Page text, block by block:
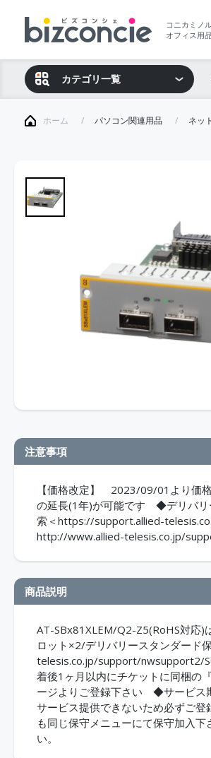
コニカミノ
オフィス用
カテゴリ一覧
ホーム パソコン関連用品 ネッ
注意事項
【価格改定】 2023/09/01より価
の延長(1年)が可能です ◆デリバリ
索＜https://support.allied-
http://www.allied-telesis.co.jp/
商品説明
AT-SBx81XLEM/Q2-Z5(RoHS対応)
ロット×2/デリバリースタンダー
telesis.co.jp/support/nwsupport2/
着後1ヶ月以内にチケットに同梱の
ージよりご登録下さい ◆サービス
サービス提供できないため必ずご
も同じ保守メニューにて保守加入
い。